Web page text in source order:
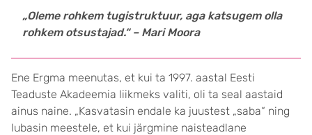
„Oleme rohkem tugistruktuur, aga katsugem olla
rohkem otsustajad.“ – Mari Moora
Ene Ergma meenutas, et kui ta 1997. aastal Eesti
Teaduste Akadeemia liikmeks valiti, oli ta seal aastaid
ainus naine. „Kasvatasin endale ka juustest „saba“ ning
lubasin mees­tele, et kui järgmine naisteadlane